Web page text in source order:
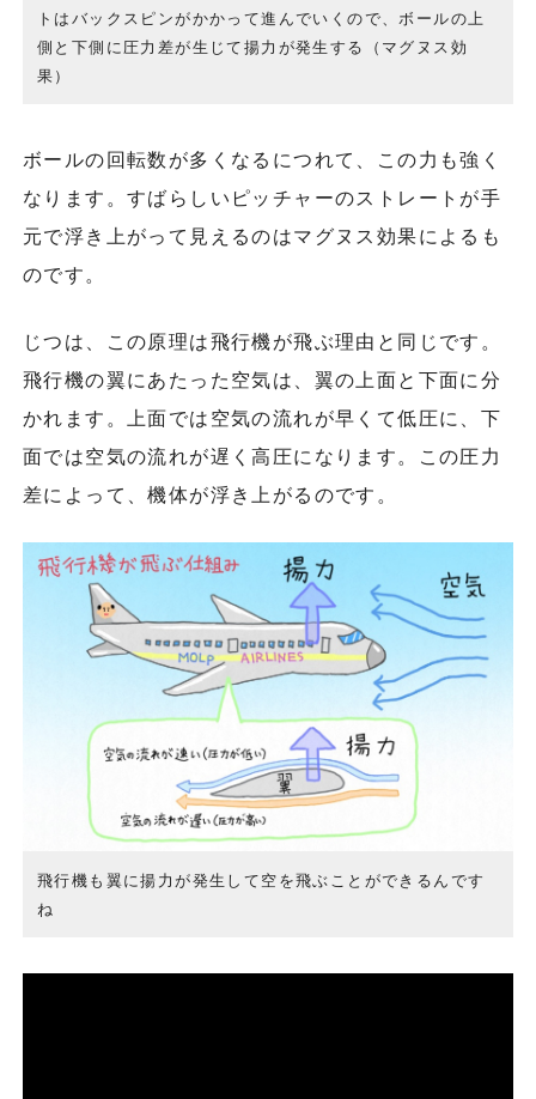
トはバックスピンがかかって進んでいくので、ボールの上
側と下側に圧力差が生じて揚力が発生する（マグヌス効
果）
ボールの回転数が多くなるにつれて、この力も強く
なります。すばらしいピッチャーのストレートが手
元で浮き上がって見えるのはマグヌス効果によるも
のです。
じつは、この原理は飛行機が飛ぶ理由と同じです。
飛行機の翼にあたった空気は、翼の上面と下面に分
かれます。上面では空気の流れが早くて低圧に、下
面では空気の流れが遅く高圧になります。この圧力
差によって、機体が浮き上がるのです。
飛行機も翼に揚力が発生して空を飛ぶことができるんです
ね